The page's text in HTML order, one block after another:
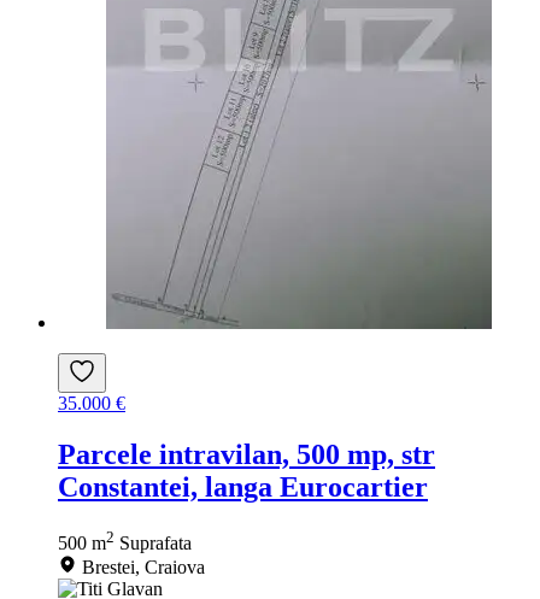
35.000 €
Parcele intravilan, 500 mp, str
Constantei, langa Eurocartier
500 m2 Suprafata
Brestei, Craiova